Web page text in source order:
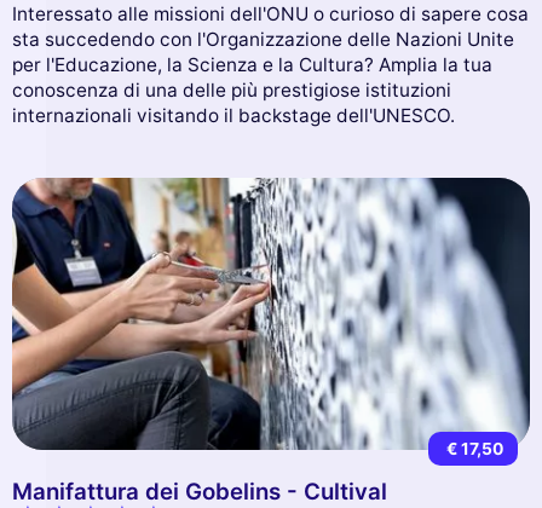
Interessato alle missioni dell'ONU o curioso di sapere cosa
sta succedendo con l'Organizzazione delle Nazioni Unite
per l'Educazione, la Scienza e la Cultura? Amplia la tua
conoscenza di una delle più prestigiose istituzioni
internazionali visitando il backstage dell'UNESCO.
€ 17,50
Manifattura dei Gobelins - Cultival